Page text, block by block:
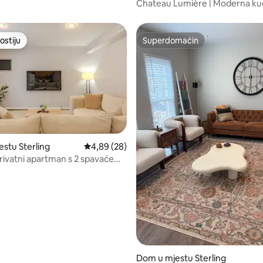
Chateau Lumière | Moderna
5, recenzija: 47
Sterling Prosječna ocjena: 4,89 od 5, recenzija: 28
4,89 (28)
apartman s 2 spavaće
Superdomaćin
Superdomaćin
Dom u mjestu Sterling